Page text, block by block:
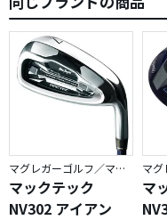
マグレガーゴルフ／マックテック
マックテック
NV302 アイアン
マ